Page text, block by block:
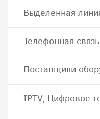
Выделенная
Телефонная связь
Поставщики
IPTV, Цифровое